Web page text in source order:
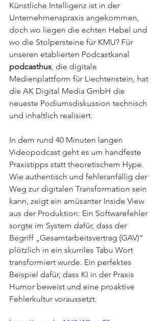
Künstliche Intelligenz ist in der
Unternehmenspraxis angekommen,
doch wo liegen die echten Hebel und
wo die Stolpersteine für KMU? Für
unseren etablierten Podcastkanal
podcasthus, die digitale
Medienplattform für Liechtenstein, hat
die AK Digital Media GmbH die
neueste Podiumsdiskussion technisch
und inhaltlich realisiert.
In dem rund 40 Minuten langen
Videopodcast geht es um handfeste
Praxistipps statt theoretischem Hype.
Wie authentisch und fehleranfällig der
Weg zur digitalen Transformation sein
kann, zeigt ein amüsanter Inside View
aus der Produktion: Ein Softwarefehler
sorgte im System dafür, dass der
Begriff „Gesamtarbeitsvertrag (GAV)“
plötzlich in ein skurriles Tabu Wort
transformiert wurde. Ein perfektes
Beispiel dafür, dass KI in der Praxis
Humor beweist und eine proaktive
Fehlerkultur voraussetzt.